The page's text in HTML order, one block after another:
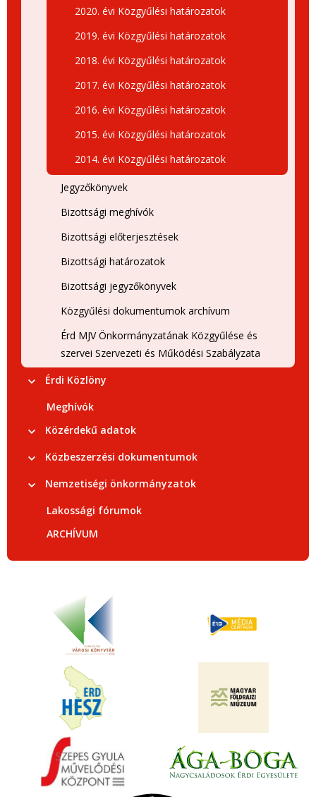
2020. évi Közgyűlési határozatok
2019. évi Közgyűlési határozatok
2018. évi Közgyűlési határozatok
2017. évi Közgyűlési határozatok
2016. évi Közgyűlési határozatok
2015. évi Közgyűlési határozatok
2014. évi Közgyűlési határozatok
Jegyzőkönyvek
Bizottsági meghívók
Bizottsági előterjesztések
Bizottsági határozatok
Bizottsági jegyzőkönyvek
Közgyűlési dokumentumok archívum
Érd MJV Önkormányzatának Közgyűlése és
szervei Szervezeti és Működési Szabályzata
Érdi Közlöny
Meghívók
Közérdekű adatok
Közbeszerzési dokumentumok
Nemzetiségi önkormányzatok
Lakossági fórumok
ARCHÍVUM